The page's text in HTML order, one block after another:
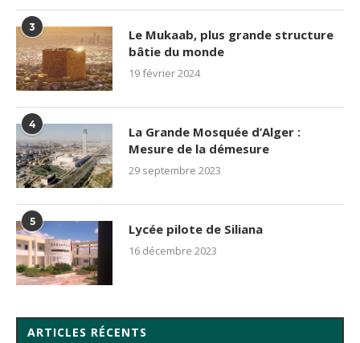
3
Le Mukaab, plus grande structure
bâtie du monde
19 février 2024
4
La Grande Mosquée d’Alger :
Mesure de la démesure
29 septembre 2023
5 Lycée pilote de Siliana
16 décembre 2023
ARTICLES RÉCENTS